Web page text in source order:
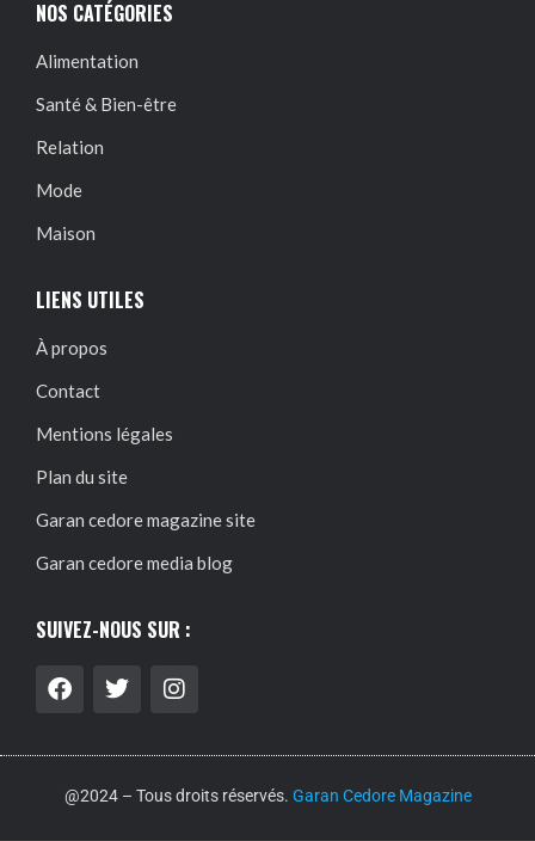
NOS CATÉGORIES
Alimentation
Santé & Bien-être
Relation
Mode
Maison
LIENS UTILES
À propos
Contact
Mentions légales
Plan du site
Garan cedore magazine site
Garan cedore media blog
SUIVEZ-NOUS SUR :
@2024 – Tous droits réservés. Garan Cedore Magazine